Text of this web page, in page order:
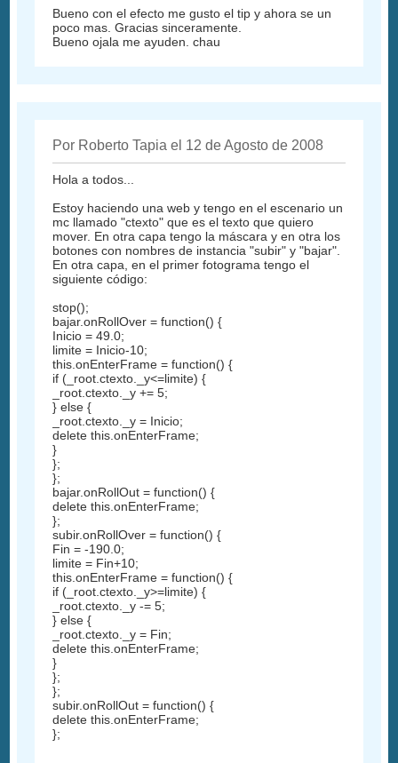
Bueno con el efecto me gusto el tip y ahora se un
poco mas. Gracias sinceramente.
Bueno ojala me ayuden. chau
Por Roberto Tapia el 12 de Agosto de 2008
Hola a todos...
Estoy haciendo una web y tengo en el escenario un
mc llamado "ctexto" que es el texto que quiero
mover. En otra capa tengo la máscara y en otra los
botones con nombres de instancia "subir" y "bajar".
En otra capa, en el primer fotograma tengo el
siguiente código:
stop();
bajar.onRollOver = function() {
Inicio = 49.0;
limite = Inicio-10;
this.onEnterFrame = function() {
if (_root.ctexto._y<=limite) {
_root.ctexto._y += 5;
} else {
_root.ctexto._y = Inicio;
delete this.onEnterFrame;
}
};
};
bajar.onRollOut = function() {
delete this.onEnterFrame;
};
subir.onRollOver = function() {
Fin = -190.0;
limite = Fin+10;
this.onEnterFrame = function() {
if (_root.ctexto._y>=limite) {
_root.ctexto._y -= 5;
} else {
_root.ctexto._y = Fin;
delete this.onEnterFrame;
}
};
};
subir.onRollOut = function() {
delete this.onEnterFrame;
};